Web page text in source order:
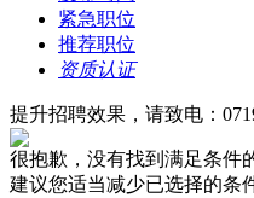
紧急职位
推荐职位
资质认证
提升招聘效果，请致电：
很抱歉，没有找到满足条件
建议您适当减少已选择的条